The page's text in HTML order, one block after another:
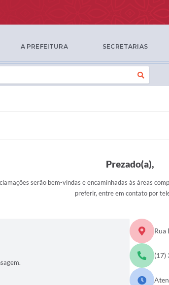
A PREFEITURA SECRETARIAS
Prezado(a),
serão bem-vindas e encaminhadas às áreas
preferir, entre em contato por
Rua
(17)